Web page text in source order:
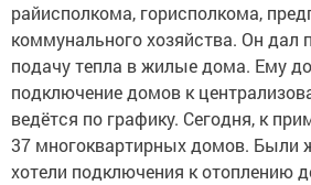
райисполкома, горисполкома,
коммунального хозяйства. Он дал
подачу тепла в жилые дома. Ему
подключение домов к
ведётся по графику. Сегодня, к
37 многоквартирных домов. Были
хотели подключения к отоплению